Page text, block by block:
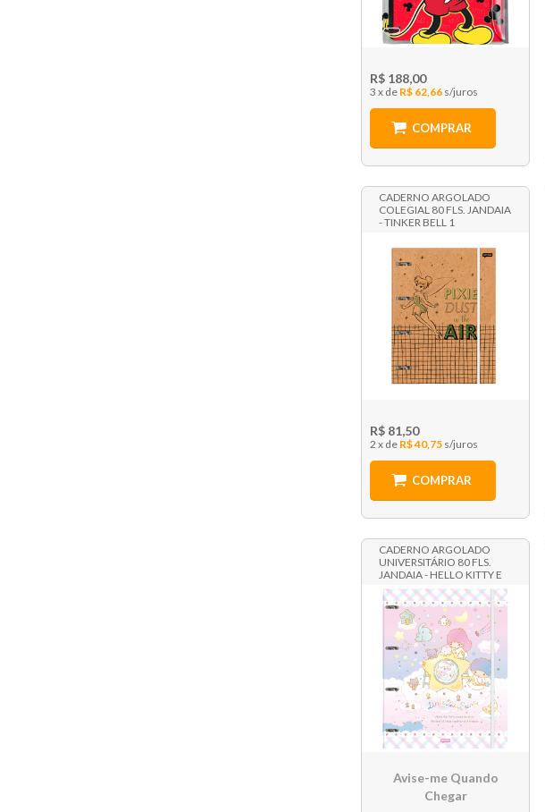
R$ 188,00
3 x R$ 62,66
COMPRAR
CADERNO ARGOLADO
COLEGIAL 80 FLS. JANDAIA
- TINKER BELL 1
R$ 81,50
2 x R$ 40,75
COMPRAR
CADERNO ARGOLADO
UNIVERSITÁRIO 80 FLS.
JANDAIA - HELLO KITTY E
AMIGOS 1
Avise-me Quando
Chegar